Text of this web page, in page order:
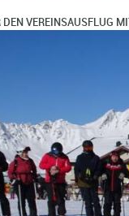
VEREINSAUSFLUG